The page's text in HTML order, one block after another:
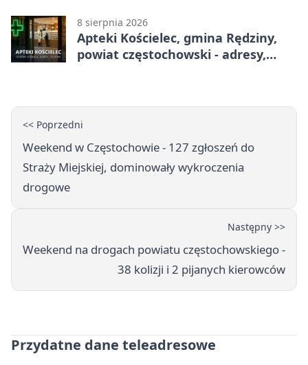
8 sierpnia 2026
Apteki Kościelec, gmina Rędziny,
powiat częstochowski - adresy,
<< Poprzedni
Weekend w Częstochowie - 127 zgłoszeń do
Straży Miejskiej, dominowały wykroczenia
drogowe
Następny >>
Weekend na drogach powiatu częstochowskiego -
38 kolizji i 2 pijanych kierowców
Przydatne dane teleadresowe